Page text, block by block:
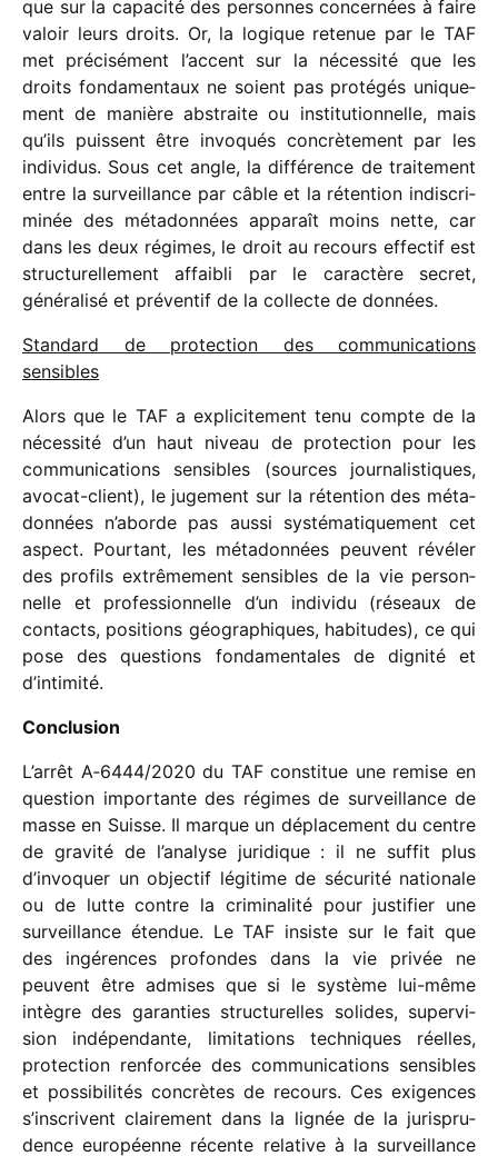
que sur la capa­cité des personnes concer­nées à faire
valoir leurs droits. Or, la logique rete­nue par le TAF
met préci­sé­ment l’accent sur la néces­sité que les
droits fonda­men­taux ne soient pas proté­gés unique­
ment de manière abstraite ou insti­tu­tion­nelle, mais
qu’ils puissent être invo­qués concrè­te­ment par les
indi­vi­dus. Sous cet angle, la diffé­rence de trai­te­ment
entre la surveillance par câble et la réten­tion indis­cri­
mi­née des méta­don­nées appa­raît moins nette, car
dans les deux régimes, le droit au recours effec­tif est
struc­tu­rel­le­ment affai­bli par le carac­tère secret,
géné­ra­lisé et préven­tif de la collecte de données.
Standard de protec­tion des commu­ni­ca­tions
sensibles
Alors que le TAF a expli­ci­te­ment tenu compte de la
néces­sité d’un haut niveau de protec­tion pour les
commu­ni­ca­tions sensibles (sources jour­na­lis­tiques,
avocat-client), le juge­ment sur la réten­tion des méta­
don­nées n’aborde pas aussi systé­ma­ti­que­ment cet
aspect. Pourtant, les méta­don­nées peuvent révé­ler
des profils extrê­me­ment sensibles de la vie person­
nelle et profes­sion­nelle d’un indi­vidu (réseaux de
contacts, posi­tions géogra­phiques, habi­tudes), ce qui
pose des ques­tions fonda­men­tales de dignité et
d’intimité.
Conclusion
L’arrêt A‑6444/​2020 du TAF consti­tue une remise en
ques­tion impor­tante des régimes de surveillance de
masse en Suisse. Il marque un dépla­ce­ment du centre
de gravité de l’analyse juri­dique : il ne suffit plus
d’invoquer un objec­tif légi­time de sécu­rité natio­nale
ou de lutte contre la crimi­na­lité pour justi­fier une
surveillance éten­due. Le TAF insiste sur le fait que
des ingé­rences profondes dans la vie privée ne
peuvent être admises que si le système lui-même
intègre des garan­ties struc­tu­relles solides, super­vi­
sion indé­pen­dante, limi­ta­tions tech­niques réelles,
protec­tion renfor­cée des commu­ni­ca­tions sensibles
et possi­bi­li­tés concrètes de recours. Ces exigences
s’inscrivent clai­re­ment dans la lignée de la juris­pru­
dence euro­péenne récente rela­tive à la surveillance